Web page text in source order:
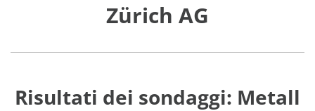
Zürich AG
Risultati dei sondaggi: Metall